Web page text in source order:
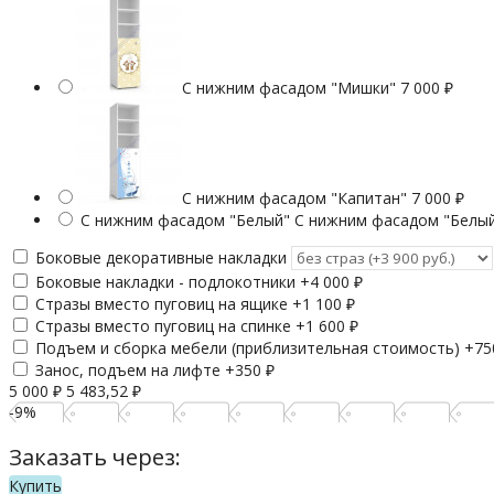
С нижним фасадом "Мишки" 7 000 ₽
С нижним фасадом "Капитан" 7 000 ₽
С нижним фасадом "Белый" С нижним фасадом
Боковые декоративные накладки
Боковые накладки - подлокотники +4 000 ₽
Стразы вместо пуговиц на ящике +1 100 ₽
Стразы вместо пуговиц на спинке +1 600 ₽
Подъем и сборка мебели (приблизительная стоимость) +
Занос, подъем на лифте +350 ₽
5 000 ₽ 5 483,52 ₽
-9%
Заказать через:
Купить